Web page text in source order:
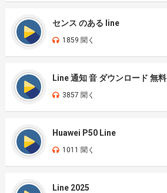
センス のある line
1859 聞く
Line 通知 音 ダウンロード 無料
3857 聞く
Huawei P50 Line
1011 聞く
Line 2025